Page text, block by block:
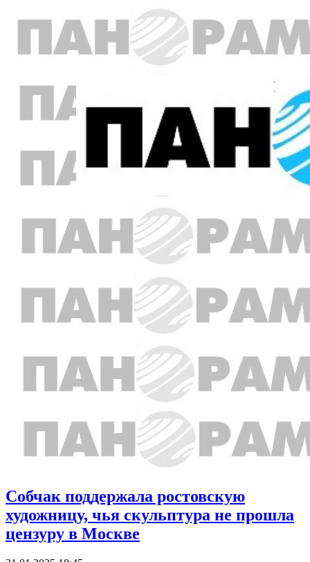
Собчак поддержала ростовскую
художницу, чья скульптура не прошла
цензуру в Москве